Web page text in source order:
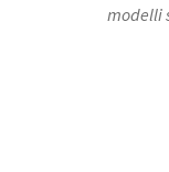
modelli